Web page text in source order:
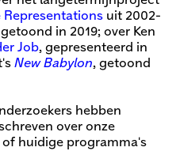
Representations uit 2002-
in 2019; over Ken
Job, gepresenteerd in
New Babylon, getoond
hebben
over onze
huidige programma's